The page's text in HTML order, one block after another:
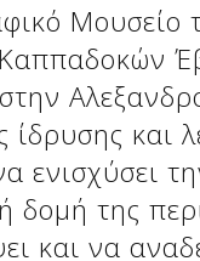
Μουσείο
ίδρυσης και
ενισχύσει
δομή της
και να